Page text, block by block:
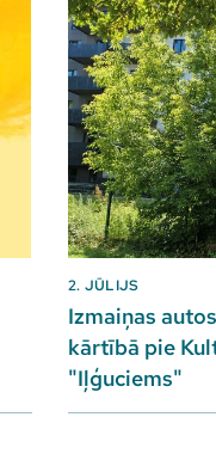
2. JŪLIJS
Izmaiņas
kārtībā pie
"Iļģuciems"